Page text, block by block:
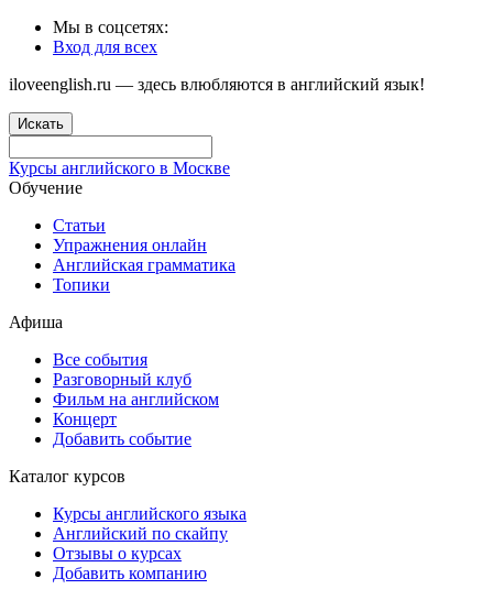
Мы в соцсетях:
Вход для всех
iloveenglish.ru — здесь влюбляются в английский язык!
Искать
Курсы английского в Москве
Обучение
Статьи
Упражнения онлайн
Английская грамматика
Топики
Афиша
Все события
Разговорный клуб
Фильм на английском
Концерт
Добавить событие
Каталог курсов
Курсы английского языка
Английский по скайпу
Отзывы о курсах
Добавить компанию